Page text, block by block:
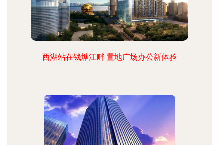
西湖站在钱塘江畔 置地广场办公新体验